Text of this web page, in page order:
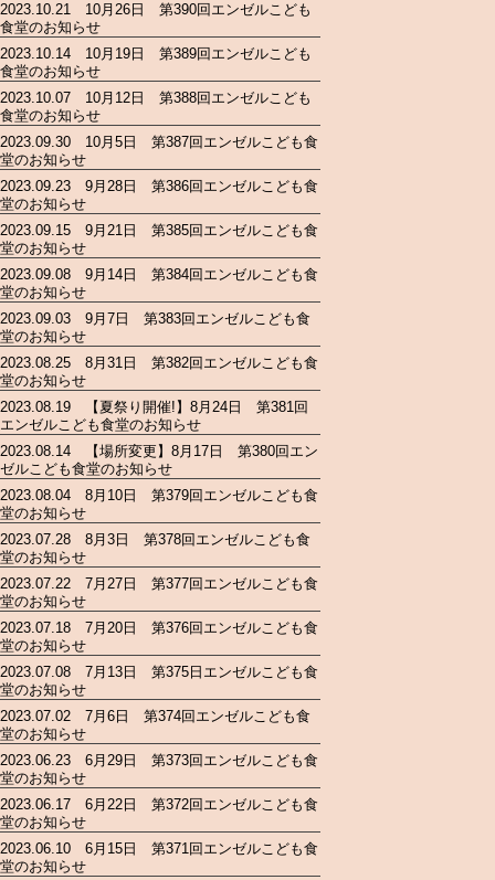
2023.10.21 10月26日 第390回エンゼルこども
食堂のお知らせ
2023.10.14 10月19日 第389回エンゼルこども
食堂のお知らせ
2023.10.07 10月12日 第388回エンゼルこども
食堂のお知らせ
2023.09.30 10月5日 第387回エンゼルこども食
堂のお知らせ
2023.09.23 9月28日 第386回エンゼルこども食
堂のお知らせ
2023.09.15 9月21日 第385回エンゼルこども食
堂のお知らせ
2023.09.08 9月14日 第384回エンゼルこども食
堂のお知らせ
2023.09.03 9月7日 第383回エンゼルこども食
堂のお知らせ
2023.08.25 8月31日 第382回エンゼルこども食
堂のお知らせ
2023.08.19 【夏祭り開催!】8月24日 第381回
エンゼルこども食堂のお知らせ
2023.08.14 【場所変更】8月17日 第380回エン
ゼルこども食堂のお知らせ
2023.08.04 8月10日 第379回エンゼルこども食
堂のお知らせ
2023.07.28 8月3日 第378回エンゼルこども食
堂のお知らせ
2023.07.22 7月27日 第377回エンゼルこども食
堂のお知らせ
2023.07.18 7月20日 第376回エンゼルこども食
堂のお知らせ
2023.07.08 7月13日 第375日エンゼルこども食
堂のお知らせ
2023.07.02 7月6日 第374回エンゼルこども食
堂のお知らせ
2023.06.23 6月29日 第373回エンゼルこども食
堂のお知らせ
2023.06.17 6月22日 第372回エンゼルこども食
堂のお知らせ
2023.06.10 6月15日 第371回エンゼルこども食
堂のお知らせ